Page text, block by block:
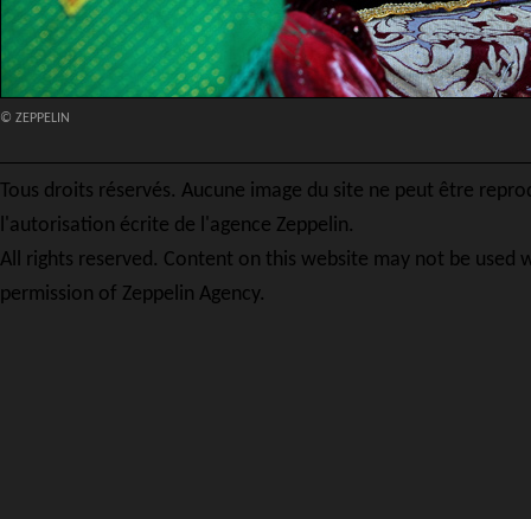
© ZEPPELIN
Tous droits réservés. Aucune image du site ne peut être
l'autorisation écrite de l'agence Zeppelin.
All rights reserved. Content on this website may not be used
permission of Zeppelin Agency.